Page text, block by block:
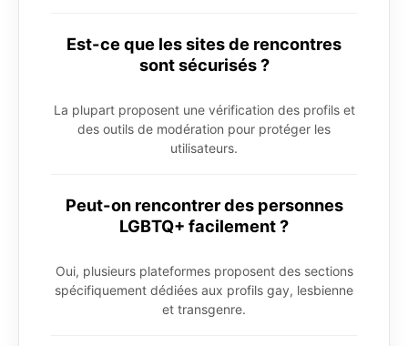
Est-ce que les sites de rencontres
sont sécurisés ?
La plupart proposent une vérification des profils et
des outils de modération pour protéger les
utilisateurs.
Peut-on rencontrer des personnes
LGBTQ+ facilement ?
Oui, plusieurs plateformes proposent des sections
spécifiquement dédiées aux profils gay, lesbienne
et transgenre.